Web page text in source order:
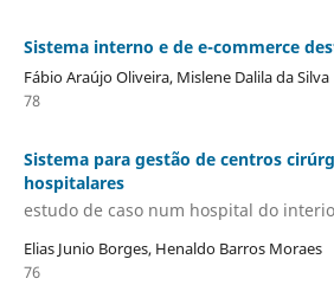
Sistema interno e de e-commerce
Fábio Araújo Oliveira, Mislene Dalila da Silva
78
Sistema para gestão de centros
hospitalares
estudo de caso num hospital do
Elias Junio Borges, Henaldo Barros Moraes
76